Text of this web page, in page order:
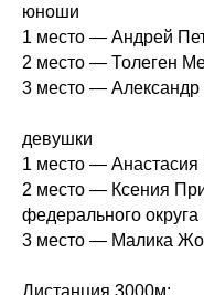
юноши
1 место — Андрей
2 место — Толеген
3 место —
девушки
1 место —
2 место — Ксения
федерального округа
3 место — Малика
Дистанция 3000м: